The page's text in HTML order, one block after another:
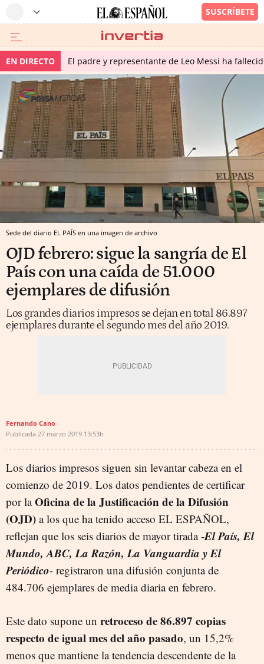
EN DIRECTO El padre y representante de Leo Messi ha
Sede del diario EL PAÍS en una imagen de archivo
OJD febrero: sigue la sangría de El
País con una caída de 51.000
ejemplares de difusión
Los grandes diarios impresos se dejan en total 86.897
ejemplares durante el segundo mes del año 2019.
Fernando Cano
Publicada 27 marzo 2019 13:53h
Los diarios impresos siguen sin levantar cabeza en el
comienzo de 2019. Los datos pendientes de certificar
por laOficina de la Justificación de la Difusión
(OJD) a los que ha tenido acceso EL ESPAÑOL,
reflejan que los seis diarios de mayor tirada -El País, El
Mundo, ABC, La Razón, La Vanguardia y El
Periódico- registraron una difusión conjunta de
484.706 ejemplares de media diaria en febrero.
Este dato supone un retroceso de 86.897 copias
respecto de igual mes del año pasado, un 15,2%
menos que mantiene la tendencia descendente de la